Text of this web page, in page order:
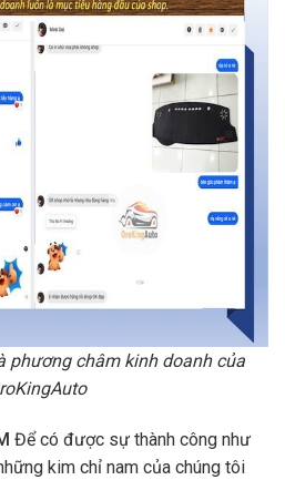
phương châm kinh doanh của
Để có được sự thành công như
kim chỉ nam của chúng tôi